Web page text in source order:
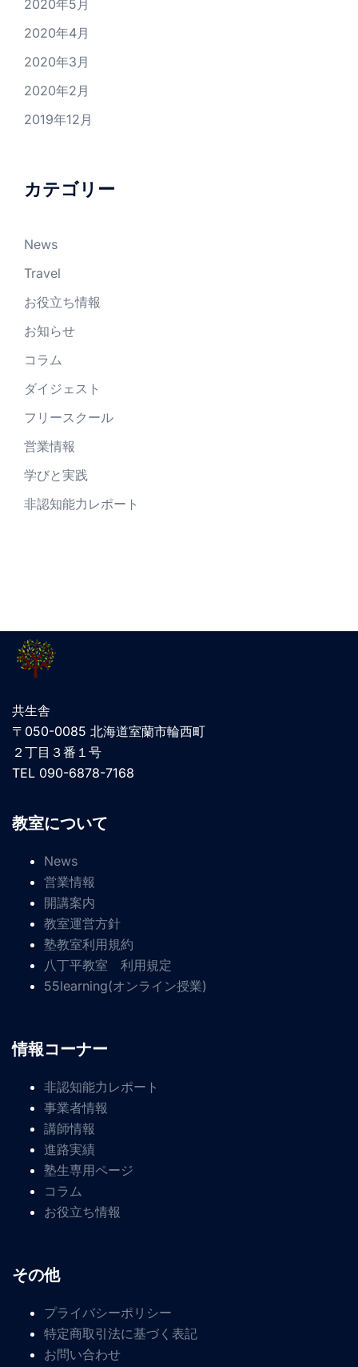
2020年5月
2020年4月
2020年3月
2020年2月
2019年12月
カテゴリー
News
Travel
お役立ち情報
お知らせ
コラム
ダイジェスト
フリースクール
営業情報
学びと実践
非認知能力レポート
共生舎
〒050-0085 北海道室蘭市輪西町
２丁目３番１号
TEL 090-6878-7168
教室について
News
営業情報
開講案内
教室運営方針
塾教室利用規約
八丁平教室 利用規定
55learning(オンライン授業)
情報コーナー
非認知能力レポート
事業者情報
講師情報
進路実績
塾生専用ページ
コラム
お役立ち情報
その他
プライバシーポリシー
特定商取引法に基づく表記
お問い合わせ